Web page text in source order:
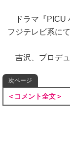
ドラマ『PICU
フジテレビ系に
吉沢、プロデュ
次ページ
＜コメント全文＞